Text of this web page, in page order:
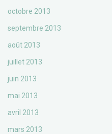
octobre 2013
septembre 2013
août 2013
juillet 2013
juin 2013
mai 2013
avril 2013
mars 2013